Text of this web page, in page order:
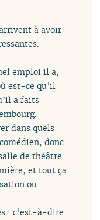
à avoir
emploi il a,
est-ce qu’il
a faits
dans quels
donc
de théâtre
et tout ça
ou
: c’est-à-dire